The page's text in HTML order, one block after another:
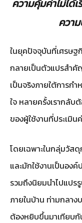
ความคุ้มค่าไม่ได้
ควา
ในยุคปัจจุบันที่เศรษฐ
กลายเป็นตัวแปรสำคั
เป็นจริงภายใต้การก
ใจ หลายครั้งเรากลั
ของผู้ใช้งานที่ประเมิน
โดยเฉพาะในกลุ่มวัส
และมักใช้งานเป็นอง
รวมถึงนิยมนำไปแปร
ภายในบ้าน ท่ามกลา
ต้องหยิบขึ้นมาเทียบ